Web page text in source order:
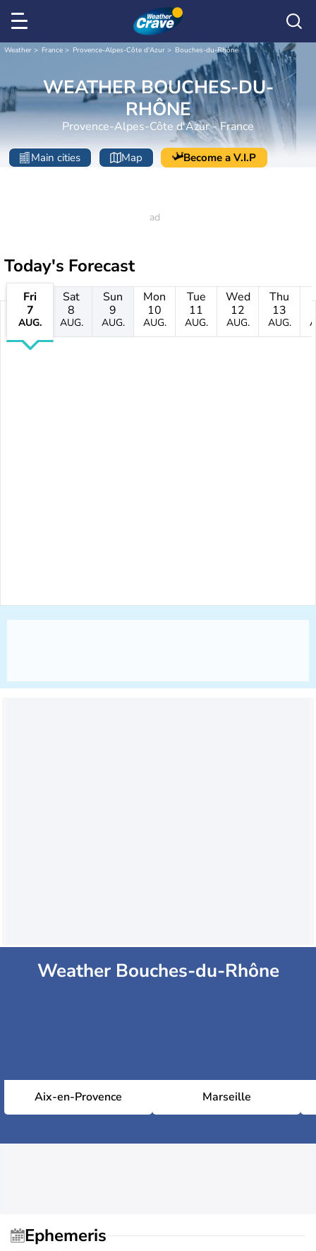
Weather France Provence-Alpes-Côte d'Azur Bouches-du-Rhône
WEATHER BOUCHES-DU-
RHÔNE
Provence-Alpes-Côte d'Azur - France
Main cities Map Become a V.I.P
Today's Forecast
Fri
7
AUG.
Sat
8
AUG.
Sun
9
AUG.
Mon
10
AUG.
Tue
11
AUG.
Wed
12
AUG.
Thu
13
AUG.
Weather Bouches-du-Rhône
Aix-en-Provence Marseille
Ephemeris